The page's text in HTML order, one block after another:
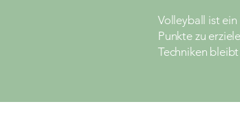
Volleyball ist
Punkte zu
Techniken